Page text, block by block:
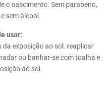
o nascimento. Sem parabeno,
sem álcool.
usar:
exposição ao sol. reaplicar
ou banhar-se com toalha e
ao sol.